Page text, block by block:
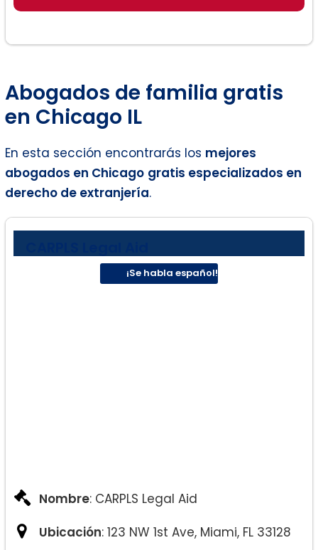
Abogados de familia gratis
en Chicago IL
En esta sección encontrarás los mejores
abogados en Chicago gratis especializados en
derecho de extranjería.
¡Se habla español!
Nombre: CARPLS Legal Aid
Ubicación: 123 NW 1st Ave, Miami, FL 33128